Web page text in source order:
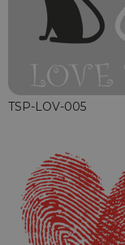
TSP-LOV-005